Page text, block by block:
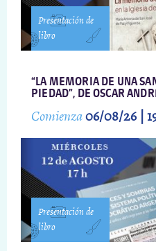
Presentación de
libro
“LA MEMORIA DE UNA
PIEDAD”, DE OSCAR
Comienza06/08/26 |
Presentación de
libro